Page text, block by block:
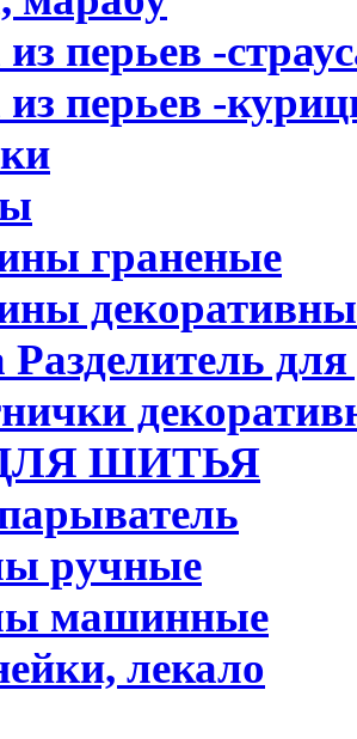
перьев -
из перьев -
граненые
для
ШИТЬЯ
ручные
машинные
лекало